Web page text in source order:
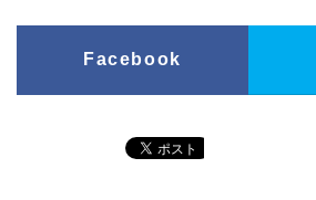
Facebook